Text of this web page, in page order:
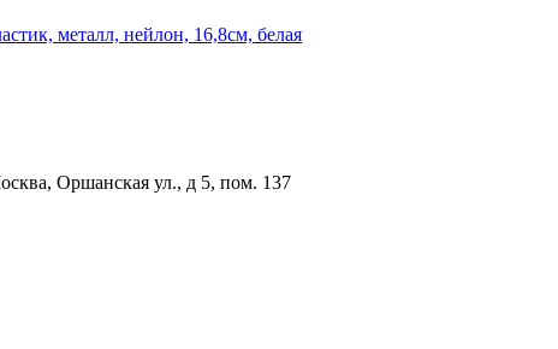
металл, нейлон, 16,8см, белая
Оршанская ул., д 5, пом. 137